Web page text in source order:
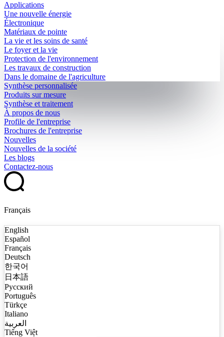
Applications
Une nouvelle énergie
Électronique
Matériaux de pointe
La vie et les soins de santé
Le foyer et la vie
Protection de l'environnement
Les travaux de construction
Dans le domaine de l'agriculture
Synthèse personnalisée
Produits sur mesure
Synthèse et traitement
À propos de nous
Profile de l'entreprise
Brochures de l'entreprise
Nouvelles
Nouvelles de la société
Les blogs
Contactez-nous
Français
English
Español
Français
Deutsch
한국어
日本語
Русский
Português
Türkçe
Italiano
العربية
Tiếng Việt